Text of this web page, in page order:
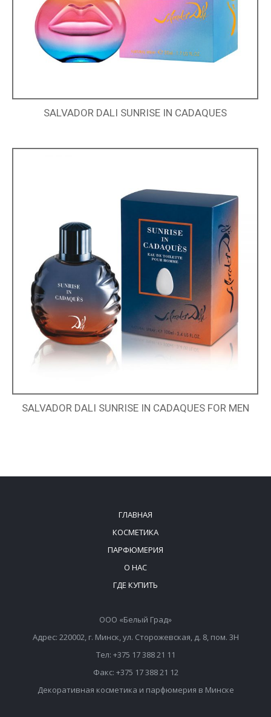
SALVADOR DALI SUNRISE IN CADAQUES
SALVADOR DALI SUNRISE IN CADAQUES FOR MEN
ГЛАВНАЯ
КОСМЕТИКА
ПАРФЮМЕРИЯ
О НАС
ГДЕ КУПИТЬ
ООО «Белый Град»
Адрес: 220002, г. Минск, ул. Сторожевская, д. 8, пом. 3Н
Тел: +375 17 388 21 11
Факс: +375 17 388 21 12
Декоративная косметика и парфюмерия в Минске